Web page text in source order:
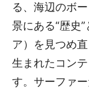
る、海辺のボ
景にある“歴史
ア）を見つめ
生まれたコン
す。サーファ